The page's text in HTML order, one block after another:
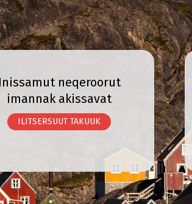
Inissamut neqeroorut
imannak akissavat
ILITSERSUUT TAKUUK